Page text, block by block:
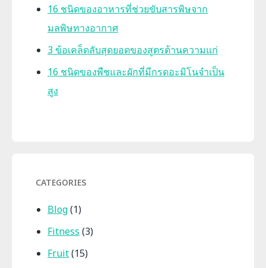
16 ชนิดของอาหารที่ช่วยขับสารพิษจาก
มลพิษทางอากาศ
3 ข้อเคล็ดลับสุดยอดของสูตรต้านความแก่
16 ชนิดของพืชและผักที่มีกรดอะมิโนจำเป็น
สูง
CATEGORIES
Blog(1)
Fitness (3)
Fruit(15)